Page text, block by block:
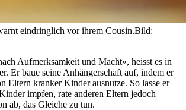
eindringlich vor ihrem Cousin.Bild:
Aufmerksamkeit und Macht», heisst es in
Er baue seine Anhängerschaft auf, indem er
Eltern kranker Kinder ausnutze. So lasse er
impfen, rate anderen Eltern jedoch
ab, das Gleiche zu tun.